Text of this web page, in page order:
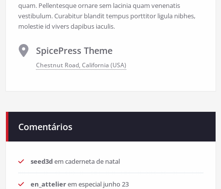
quam. Pellentesque ornare sem lacinia quam venenatis
vestibulum. Curabitur blandit tempus porttitor ligula nibhes,
molestie id vivers dapibus iaculis.
SpicePress Theme
Chestnut Road, California (USA)
Comentários
seed3demcaderneta de natal
en_attelieremespecial junho 23